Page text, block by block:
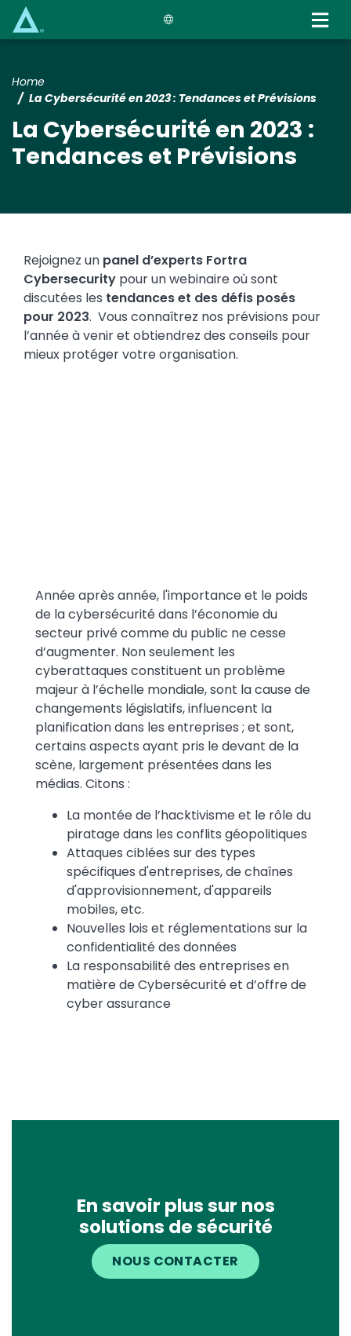
Home
La Cybersécurité en 2023 : Tendances et Prévisions
La Cybersécurité en 2023 :
Tendances et Prévisions
Rejoignez un panel d’experts Fortra
Cybersecurity pour un webinaire où sont
discutées les tendances et des défis posés
pour 2023. Vous connaîtrez nos prévisions pour
l’année à venir et obtiendrez des conseils pour
mieux protéger votre organisation.
Text
Année après année, l'importance et le poids
de la cybersécurité dans l’économie du
secteur privé comme du public ne cesse
d’augmenter. Non seulement les
cyberattaques constituent un problème
majeur à l’échelle mondiale, sont la cause de
changements législatifs, influencent la
planification dans les entreprises ; et sont,
certains aspects ayant pris le devant de la
scène, largement présentées dans les
médias. Citons :
La montée de l’hacktivisme et le rôle du
piratage dans les conflits géopolitiques
Attaques ciblées sur des types
spécifiques d'entreprises, de chaînes
d'approvisionnement, d'appareils
mobiles, etc.
Nouvelles lois et réglementations sur la
confidentialité des données
La responsabilité des entreprises en
matière de Cybersécurité et d’offre de
cyber assurance
En savoir plus sur nos
solutions de sécurité
NOUS CONTACTER